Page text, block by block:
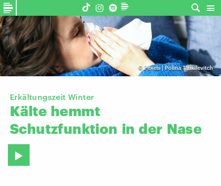
©Pexels | Polina Tankilevitch
Erkältungszeit Winter
Kälte hemmt
Schutzfunktion in der Nase